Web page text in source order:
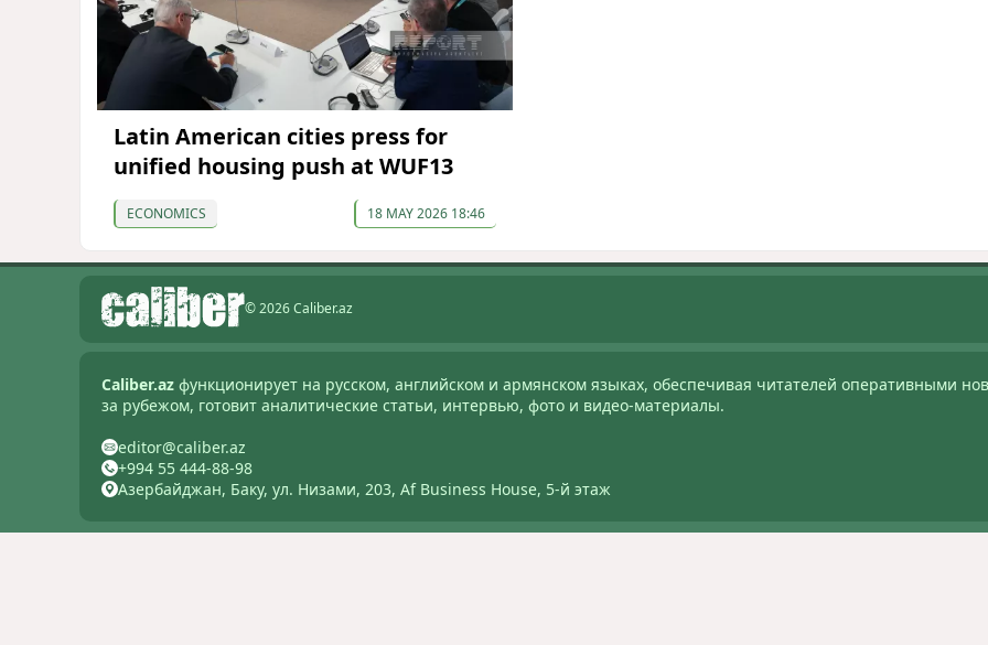
Latin American cities press for
unified housing push at WUF13
ECONOMICS 18 MAY 2026 18:46
© 2026 Caliber.az
Caliber.az функционирует на русском, английском и армянском языках, обеспечивая читателей оперативными
за рубежом, готовит аналитические статьи, интервью, фото и видео-материалы.
editor@caliber.az
+994 55 444-88-98
Азербайджан, Баку, ул. Низами, 203, Af Business House, 5-й этаж